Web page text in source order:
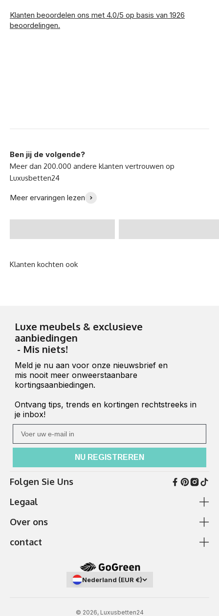
Klanten beoordelen ons met 4.0/5 op basis van 1926
beoordelingen.
Ben jij de volgende?
Meer ervaringen lezen
nieuwe sofa!" -Familie
Luxe meubels & exclusieve
aanbiedingen
- Mis niets!
Meld je nu aan voor onze nieuwsbrief en
mis nooit meer onweerstaanbare
kortingsaanbiedingen.
Ontvang tips, trends en kortingen rechtstreeks in
je inbox!
NU REGISTREREN
Folgen Sie Uns
Legaal
Algemene voorwaarden en klantinformatie
Cookie beleid
Over ons
betaling en verzending
contact
Telefonische bereikbaarheid:
Nederland (EUR €)
© 2026, Luxusbetten24